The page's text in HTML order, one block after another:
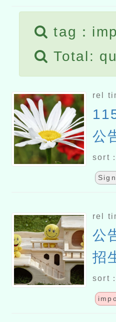
研究院辦
位及節水
115年8月
市孔廟祈
航」
2026年桃
tag：
Total:
rel
公
sort：
rel
公
招
sort：